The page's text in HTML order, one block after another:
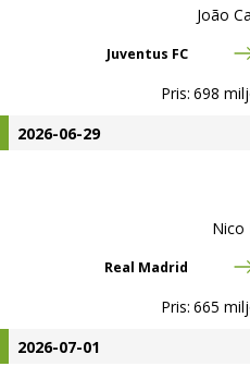
João
Juventus FC
Pris: 698
2026-06-29
Nico
Real Madrid
Pris: 665
2026-07-01